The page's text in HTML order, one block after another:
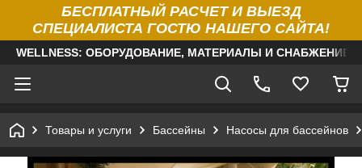
БЕСПЛАТНЫЙ РАСЧЕТ И ВЫЕЗД
СПЕЦИАЛИСТА ГОСТЮ НАШЕГО САЙТА!
WELLNESS: ОБОРУДОВАНИЕ, МАТЕРИАЛЫ И
Товары и услуги Бассейны Насосы для бассейнов